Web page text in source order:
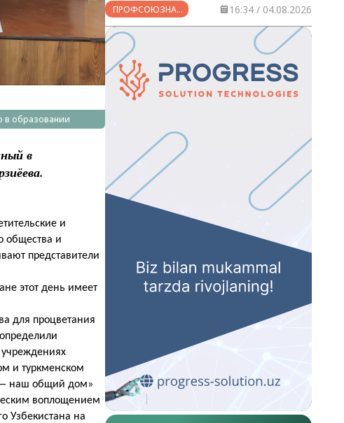
в образовании
в
и
общества и
представители
этот день имеет
для процветания
и туркменском
— наш общий дом»
воплощением
Узбекистана на
ПРОФСОЮЗНАЯ
ЖИЗНЬ
16:34 / 04.08.2026